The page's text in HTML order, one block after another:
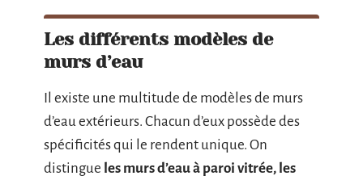
Les différents modèles de
murs d’eau
Il existe une multitude de modèles de murs
d’eau extérieurs. Chacun d’eux possède des
spécificités qui le rendent unique. On
distingue les murs d’eau à paroi vitrée, les